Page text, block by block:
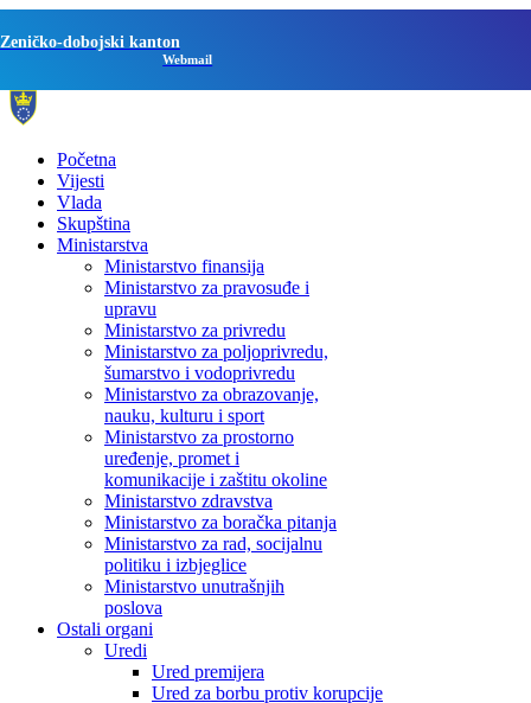
Zeničko-dobojski kanton
Webmail
Početna
Vijesti
Vlada
Skupština
Ministarstva
Ministarstvo finansija
Ministarstvo za pravosuđe i
upravu
Ministarstvo za privredu
Ministarstvo za poljoprivredu,
šumarstvo i vodoprivredu
Ministarstvo za obrazovanje,
nauku, kulturu i sport
Ministarstvo za prostorno
uređenje, promet i
komunikacije i zaštitu okoline
Ministarstvo zdravstva
Ministarstvo za boračka pitanja
Ministarstvo za rad, socijalnu
politiku i izbjeglice
Ministarstvo unutrašnjih
poslova
Ostali organi
Uredi
Ured premijera
Ured za borbu protiv korupcije